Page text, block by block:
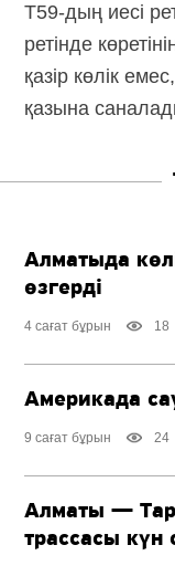
T59-дың иесі
ретінде
қазір көлік
қазына
Алматыда
өзгерді
4 сағат бұрын 18
Америкада
9 сағат бұрын 24
Алматы —
трассасы